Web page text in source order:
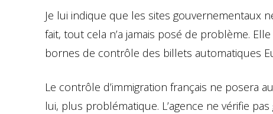
Je lui indique que les sites gouvernementaux
fait, tout cela n’a jamais posé de problème.
bornes de contrôle des billets automatiques
Le contrôle d’immigration français ne posera
lui, plus problématique. L’agence ne vérifie